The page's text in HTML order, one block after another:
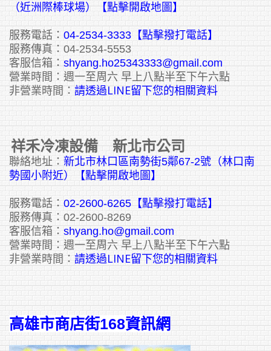
（近洲際棒球場）【點擊開啟地圖】
服務電話： 04-2534-3333 【點擊撥打電話】
服務傳真：04-2534-5553
客服信箱： shyang.ho25343333@gmail.com
營業時間：週一至周六 早上八點半至下午六點
非營業時間： 請透過LINE留下您的相關資料
祥禾冷凍設備 新北市公司
聯絡地址： 新北市林口區南勢街5鄰67-2號（林口南
勢國小附近）【點擊開啟地圖】
服務電話： 02-2600-6265 【點擊撥打電話】
服務傳真：02-2600-8269
客服信箱： shyang.ho@gmail.com
營業時間：週一至周六 早上八點半至下午六點
非營業時間： 請透過LINE留下您的相關資料
高雄市商店街168資訊網